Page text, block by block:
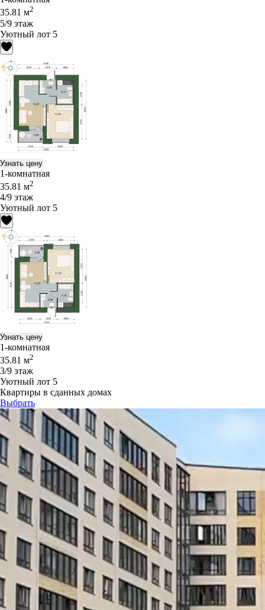
35.81 м2
5/9 этаж
Уютный лот 5
Узнать цену
1-комнатная
35.81 м2
4/9 этаж
Уютный лот 5
Узнать цену
1-комнатная
35.81 м2
3/9 этаж
Уютный лот 5
Квартиры в сданных домах
Выбрать